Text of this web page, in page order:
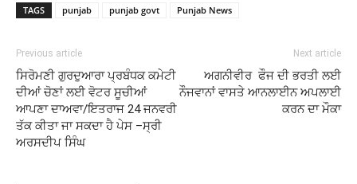
TAGS punjab punjab govt Punjab News
Previous article
ਸਿਰੋਮਣੀ ਗੁਰਦੁਆਰਾ ਪ੍ਰਬੰਧਕ ਕਮੇਟੀ
ਦੀਆਂ ਚੋਣਾਂ ਲਈ ਵੋਟਰ ਸੂਚੀਆਂ
ਆਪਣਾ ਦਾਅਵਾ/ਇਤਰਾਜ 24 ਜਨਵਰੀ
ਤੱਕ ਕੀਤਾ ਜਾ ਸਕਦਾ ਹੈ ਪੇਸ –ਸ੍ਰੀ
ਅਰਸਦੀਪ ਸਿੰਘ
Next article
ਅਗਨੀਵੀਰ ਫੌਜ ਦੀ ਭਰਤੀ ਲਈ
ਨੌਜਵਾਨਾਂ ਵਾਸਤੇ ਆਨਲਾਈਨ ਅਪਲਾਈ
ਕਰਨ ਦਾ ਮੌਕਾ